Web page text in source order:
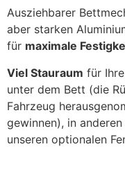
Ausziehbarer
aber starken
für maximale
Viel Stauraum für
unter dem Bett (die
Fahrzeug
gewinnen), in
unseren optionalen